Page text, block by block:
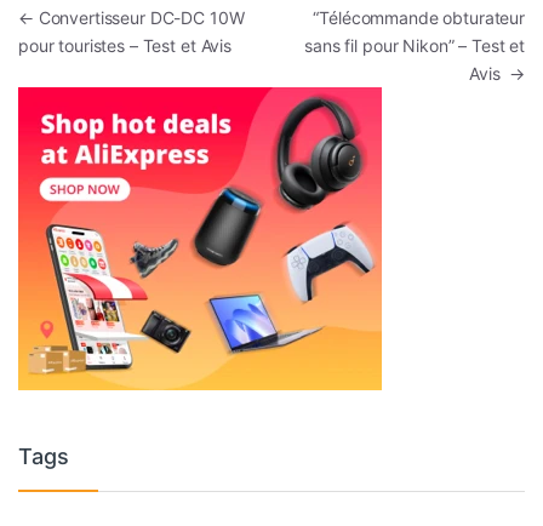
Navigation de l’article
← Convertisseur DC-DC 10W
pour touristes – Test et Avis
“Télécommande obturateur
sans fil pour Nikon” – Test et
Avis →
Tags